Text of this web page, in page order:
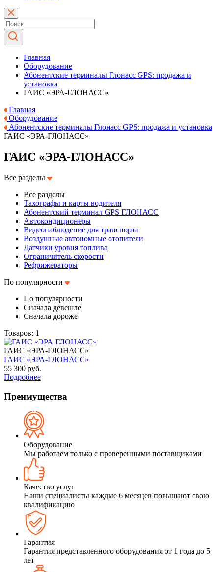
Главная
Оборудование
Абонентские терминалы Глонасс GPS: продажа и
установка
ГАИС «ЭРА-ГЛОНАСС»
Главная
Оборудование
Абонентские терминалы Глонасс GPS: продажа и установка
ГАИС «ЭРА-ГЛОНАСС»
ГАИС «ЭРА-ГЛОНАСС»
Все разделы
Все разделы
Тахографы и карты водителя
Абонентский терминал GPS ГЛОНАСС
Автокондиционеры
Видеонаблюдение для транспорта
Воздушные автономные отопители
Датчики уровня топлива
Ограничитель скорости
Рефрижераторы
По популярности
По популярности
Сначала девешле
Сначала дороже
Товаров: 1
ГАИС «ЭРА-ГЛОНАСС»
ГАИС «ЭРА-ГЛОНАСС»
55 300 руб.
Подробнее
Преимущества
Оборудование
Мы работаем только с проверенными поставщиками
Качество услуг
Наши специалисты каждые 6 месяцев повышают свою
квалификацию
Гарантия
Гарантия представленного оборудования от 1 года до 5
лет